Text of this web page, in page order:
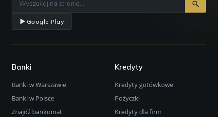
Google Play
Banki
Banki w Warszawie
Banki w Polsce
Znajdź bankomat
Kredyty
Kredyty gotówkowe
Pożyczki
Kredyty dla firm